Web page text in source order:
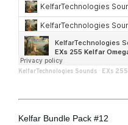
KelfarTechnologies Sounds · EXs
Kelfar Bundle Pack #12